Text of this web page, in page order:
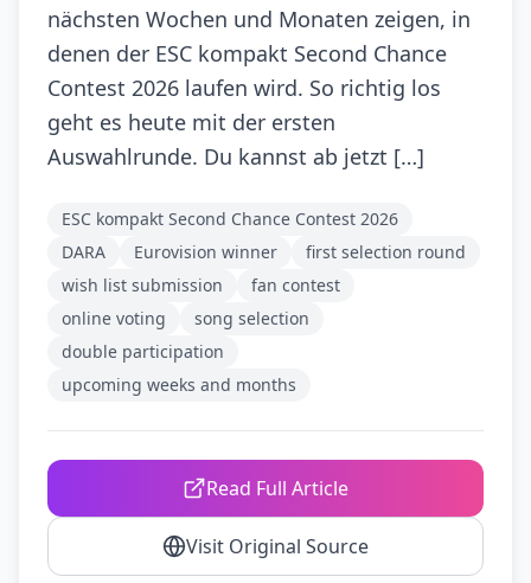
nächsten Wochen und Monaten zeigen, in
denen der ESC kompakt Second Chance
Contest 2026 laufen wird. So richtig los
geht es heute mit der ersten
Auswahlrunde. Du kannst ab jetzt […]
ESC kompakt Second Chance Contest 2026
DARA
Eurovision winner
first selection round
wish list submission
fan contest
online voting
song selection
double participation
upcoming weeks and months
Read Full Article
Visit Original Source